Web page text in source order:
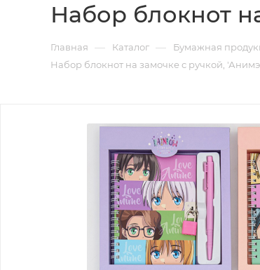
Набор блокнот
Главная — Каталог — Бумажная
Набор блокнот на замочке с ручкой,